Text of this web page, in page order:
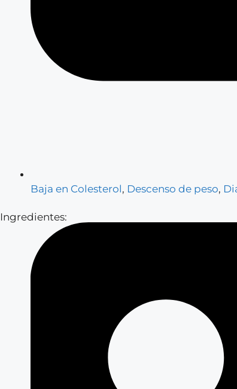
Baja en Colesterol, Descenso de peso,
Ingredientes: